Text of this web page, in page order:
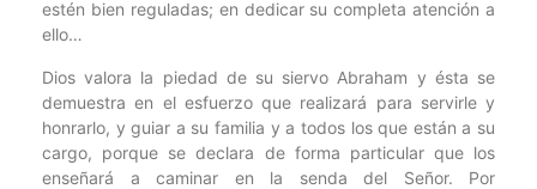
estén bien reguladas; en dedicar su completa atención a
ello…
Dios valora la piedad de su siervo Abraham y ésta se
demuestra en el esfuerzo que realizará para servirle y
honrarlo, y guiar a su familia y a todos los que están a su
cargo, porque se declara de forma particular que los
enseñará a caminar en la senda del Señor. Por